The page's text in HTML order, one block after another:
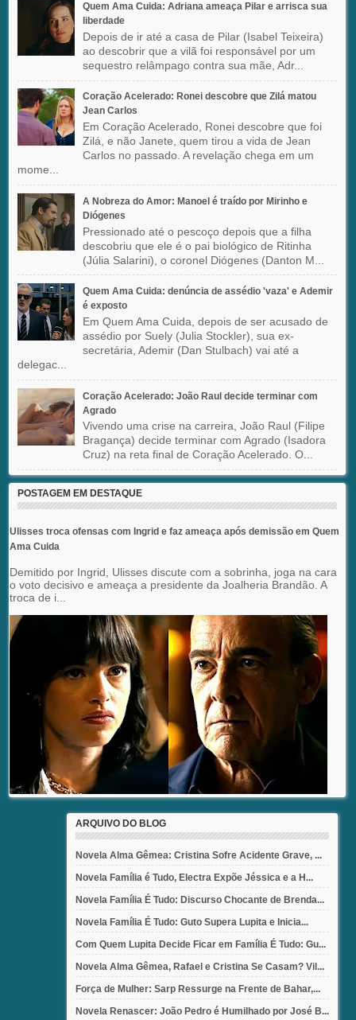
Quem Ama Cuida: Adriana ameaça Pilar e arrisca sua
liberdade
Depois de ir até a casa de Pilar (Isabel Teixeira)
ao descobrir que a vilã foi responsável por um
sequestro relâmpago contra sua mãe, Adr...
Coração Acelerado: Ronei descobre que Zilá matou
Jean Carlos
Em Coração Acelerado, Ronei descobre que foi
Zilá, e não Janete, quem tirou a vida de Jean
Carlos no passado. A revelação chega em um
mome...
A Nobreza do Amor: Manoel é traído por Mirinho e
Diógenes
Pressionado até o pescoço depois que a filha
descobriu que ele é o pai biológico de Ritinha
(Júlia Salarini), o coronel Diógenes (Danton M...
Quem Ama Cuida: denúncia de assédio 'vaza' e Ademir
é exposto
Em Quem Ama Cuida, depois de ser acusado de
assédio por Suely (Julia Stockler), sua ex-
secretária, Ademir (Dan Stulbach) vai até a
delegac...
Coração Acelerado: João Raul decide terminar com
Agrado
Vivendo uma crise na carreira, João Raul (Filipe
Bragança) decide terminar com Agrado (Isadora
Cruz) na reta final de Coração Acelerado. O...
POSTAGEM EM DESTAQUE
Ulisses troca ofensas com Ingrid e faz ameaça após demissão em Quem
Ama Cuida
Demitido por Ingrid, Ulisses discute com a sobrinha, joga na cara
o voto decisivo e ameaça a presidente da Joalheria Brandão. A
troca de i...
ARQUIVO DO BLOG
Novela Alma Gêmea: Cristina Sofre Acidente Grave, ...
Novela Família é Tudo, Electra Expõe Jéssica e a H...
Novela Família É Tudo: Discurso Chocante de Brenda...
Novela Família É Tudo: Guto Supera Lupita e Inicia...
Com Quem Lupita Decide Ficar em Família É Tudo: Gu...
Novela Alma Gêmea, Rafael e Cristina Se Casam? Vil...
Força de Mulher: Sarp Ressurge na Frente de Bahar,...
Novela Renascer: João Pedro é Humilhado por José B...